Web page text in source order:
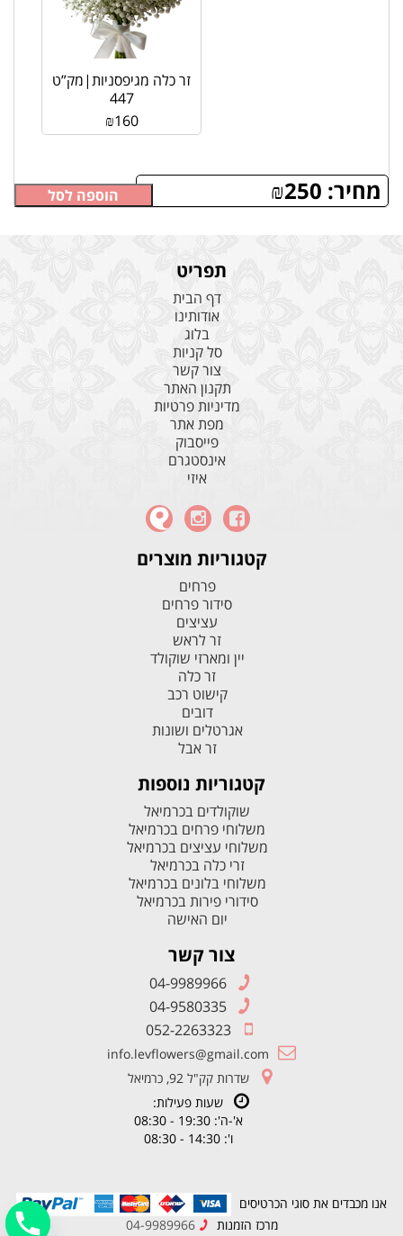
מחיר: ₪250 הוספה לסל
זר כלה מגיפסניות|מק”ט
447
₪160
תפריט
דף הבית
אודותינו
בלוג
סל קניות
צור קשר
תקנון האתר
מדיניות פרטיות
מפת אתר
פייסבוק
אינסטגרם
איזי
קטגוריות מוצרים
פרחים
סידור פרחים
עציצים
זר לראש
יין ומארזי שוקולד
זר כלה
קישוט רכב
דובים
אגרטלים ושונות
זר אבל
קטגוריות נוספות
שוקולדים בכרמיאל
משלוחי פרחים בכרמיאל
משלוחי עציצים בכרמיאל
זרי כלה בכרמיאל
משלוחי בלונים בכרמיאל
סידורי פירות בכרמיאל
יום האישה
צור קשר
04-9989966
04-9580335
052-2263323
info.levflowers@gmail.com
שדרות קק"ל 92, כרמיאל
שעות פעילות:
א'-ה': 19:30 - 08:30
ו': 14:30 - 08:30
אנו מכבדים את סוגי הכרטיסים
מרכז הזמנות
04-9989966